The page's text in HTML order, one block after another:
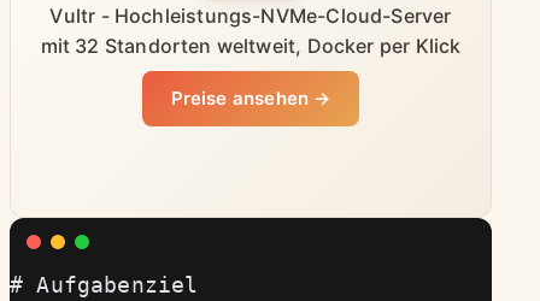
Vultr - Hochleistungs-NVMe-Cloud-Server
mit 32 Standorten weltweit, Docker per Klick
Preise ansehen →
# Aufgabenziel